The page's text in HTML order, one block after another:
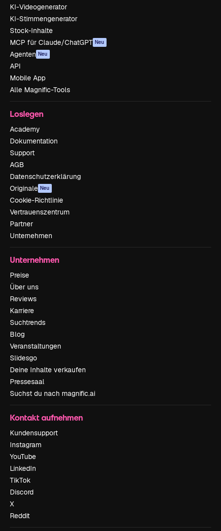
KI-Videogenerator
KI-Stimmengenerator
Stock-Inhalte
MCP für Claude/ChatGPT Neu
Agenten Neu
API
Mobile App
Alle Magnific-Tools
Loslegen
Academy
Dokumentation
Support
AGB
Datenschutzerklärung
Originale Neu
Cookie-Richtlinie
Vertrauenszentrum
Partner
Unternehmen
Unternehmen
Preise
Über uns
Reviews
Karriere
Suchtrends
Blog
Veranstaltungen
Slidesgo
Deine Inhalte verkaufen
Pressesaal
Suchst du nach magnific.ai
Kontakt aufnehmen
Kundensupport
Instagram
YouTube
LinkedIn
TikTok
Discord
X
Reddit